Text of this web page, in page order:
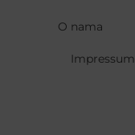
O nama
Impressum